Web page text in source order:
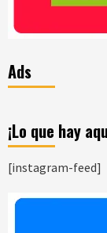
Ads
¡Lo que hay
[instagram-feed]